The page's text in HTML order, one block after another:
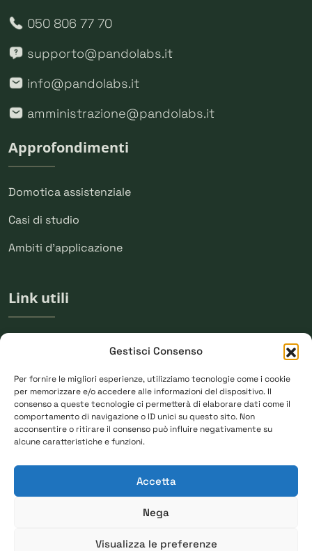
Gestisci Consenso
Per fornire le migliori esperienze, utilizziamo tecnologie come i cookie
per memorizzare e/o accedere alle informazioni del dispositivo. Il
consenso a queste tecnologie ci permetterà di elaborare dati come il
comportamento di navigazione o ID unici su questo sito. Non
acconsentire o ritirare il consenso può influire negativamente su
alcune caratteristiche e funzioni.
Accetta
Nega
Visualizza le preferenze
050 806 77 70
supporto@pandolabs.it
info@pandolabs.it
amministrazione@pandolabs.it
Approfondimenti
Domotica assistenziale
Casi di studio
Ambiti d'applicazione
Link utili
Newsletter
Rimaniamo in contatto